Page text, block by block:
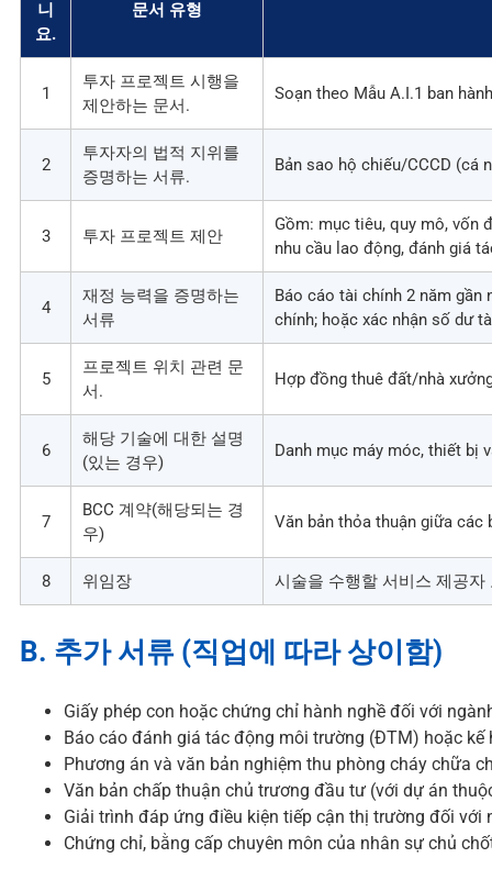
니
요.
문서 유형
1
투자 프로젝트 시행을
제안하는 문서.
Soạn theo Mẫu A.I.1 ban
2
투자자의 법적 지위를
증명하는 서류.
Bản sao hộ chiếu/CCCD (cá
3 투자 프로젝트 제안
Gồm: mục tiêu, quy mô, vốn
nhu cầu lao động, đánh giá
4
재정 능력을 증명하는
서류
Báo cáo tài chính 2 năm
chính; hoặc xác nhận số dư
5
프로젝트 위치 관련 문
서.
Hợp đồng thuê đất/nhà
6
해당 기술에 대한 설명
(있는 경우)
Danh mục máy móc, thiết bị
7
BCC 계약(해당되는 경
우)
Văn bản thỏa thuận giữa
8 위임장 시술을 수행할 서비스 제공
B. 추가 서류 (직업에 따라 상이함)
Giấy phép con hoặc chứng chỉ hành nghề đối với
Báo cáo đánh giá tác động môi trường (ĐTM) hoặc kế
Phương án và văn bản nghiệm thu phòng cháy chữa
Văn bản chấp thuận chủ trương đầu tư (với dự án
Giải trình đáp ứng điều kiện tiếp cận thị trường đối với
Chứng chỉ, bằng cấp chuyên môn của nhân sự chủ